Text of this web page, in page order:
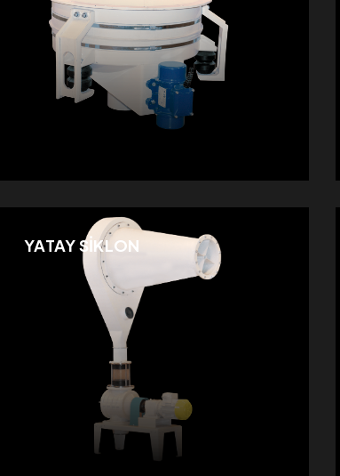
YATAY SİKLON